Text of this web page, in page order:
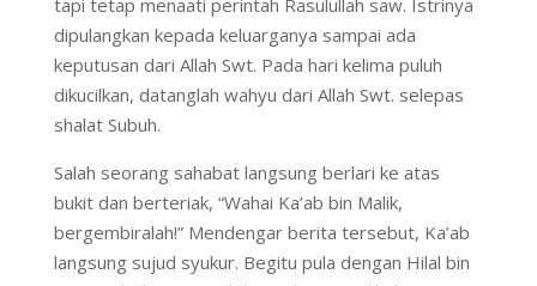
tapi tetap menaati perintah Rasulullah saw. Istrinya
dipulangkan kepada keluarganya sampai ada
keputusan dari Allah Swt. Pada hari kelima puluh
dikucilkan, datanglah wahyu dari Allah Swt. selepas
shalat Subuh.
Salah seorang sahabat langsung berlari ke atas
bukit dan berteriak, “Wahai Ka’ab bin Malik,
bergembiralah!” Mendengar berita tersebut, Ka’ab
langsung sujud syukur. Begitu pula dengan Hilal bin